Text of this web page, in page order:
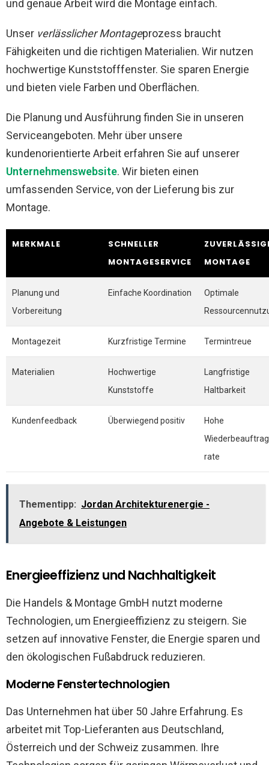
und genaue Arbeit wird die Montage einfach.
Unser verlässlicher Montageprozess braucht
Fähigkeiten und die richtigen Materialien. Wir nutzen
hochwertige Kunststofffenster. Sie sparen Energie
und bieten viele Farben und Oberflächen.
Die Planung und Ausführung finden Sie in unseren
Serviceangeboten. Mehr über unsere
kundenorientierte Arbeit erfahren Sie auf unserer
Unternehmenswebsite. Wir bieten einen
umfassenden Service, von der Lieferung bis zur
Montage.
MERKMALE
SCHNELLER
MONTAGESERVICE
MONTAGE
Planung und
Vorbereitung
Einfache Koordination
Optimale
Montagezeit Kurzfristige Termine Termintreue
Materialien
Hochwertige
Kunststoffe
Langfristige
Haltbarkeit
Kundenfeedback Überwiegend positiv
Hohe
rate
Thementipp: Jordan Architekturenergie -
Angebote & Leistungen
Energieeffizienz und Nachhaltigkeit
Die Handels & Montage GmbH nutzt moderne
Technologien, um Energieeffizienz zu steigern. Sie
setzen auf innovative Fenster, die Energie sparen und
den ökologischen Fußabdruck reduzieren.
Moderne Fenstertechnologien
Das Unternehmen hat über 50 Jahre Erfahrung. Es
arbeitet mit Top-Lieferanten aus Deutschland,
Österreich und der Schweiz zusammen. Ihre